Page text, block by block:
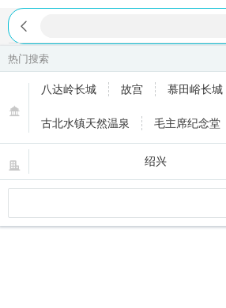

去app享受更低价
热门搜索
八达岭长城 故宫 慕田峪长城
古北水镇天然温泉 毛主席纪念堂
天津泰达航母主题公园
绍兴
重庆